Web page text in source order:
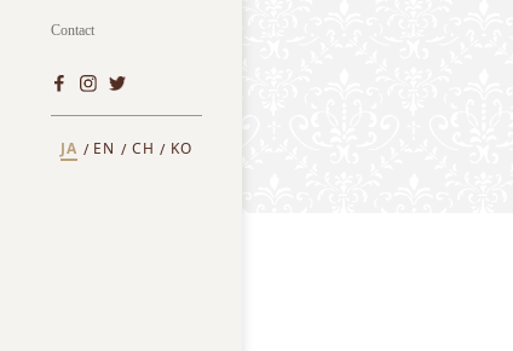
Contact
JA EN CH KO